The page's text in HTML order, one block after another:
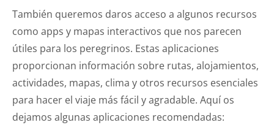
También queremos daros acceso a algunos recursos
como apps y mapas interactivos que nos parecen
útiles para los peregrinos. Estas aplicaciones
proporcionan información sobre rutas, alojamientos,
actividades, mapas, clima y otros recursos esenciales
para hacer el viaje más fácil y agradable. Aquí os
dejamos algunas aplicaciones recomendadas: